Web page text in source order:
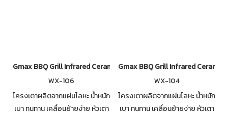
Gmax BBQ Grill Infrared Ceramic 4 Burner WX-104
WX-106
โครงเตาผลิตจากแผ่นโลหะ น้ำหนัก
เบา ทนทาน เคลื่อนย้ายง่าย หัวเตา
Gmax BBQ Grill Infrared Ceramic
WX-104
โครงเตาผลิตจากแผ่นโลหะ น้ำหนัก
เบา ทนทาน เคลื่อนย้ายง่าย หัวเตา